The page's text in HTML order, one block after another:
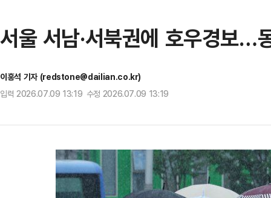
서울 서남·서북권에 호우경보…
이홍석 기자 (redstone@dailian.co.kr)
입력 2026.07.09 13:19 수정 2026.07.09 13:19